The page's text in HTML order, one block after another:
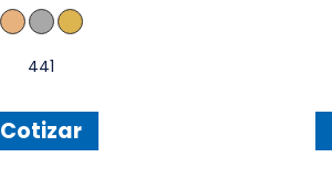
441
Cotizar